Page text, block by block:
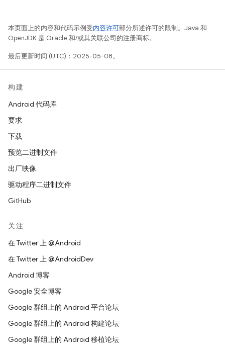
本页面上的内容和代码示例受内容许可部分所述许可的限制。Java 和
OpenJDK 是 Oracle 和/或其关联公司的注册商标。
最后更新时间 (UTC)：2025-05-08。
构建
Android 代码库
要求
下载
预览二进制文件
出厂映像
驱动程序二进制文件
GitHub
关注
在 Twitter 上 @Android
在 Twitter 上 @AndroidDev
Android 博客
Google 安全博客
Google 群组上的 Android 平台论坛
Google 群组上的 Android 构建论坛
Google 群组上的 Android 移植论坛